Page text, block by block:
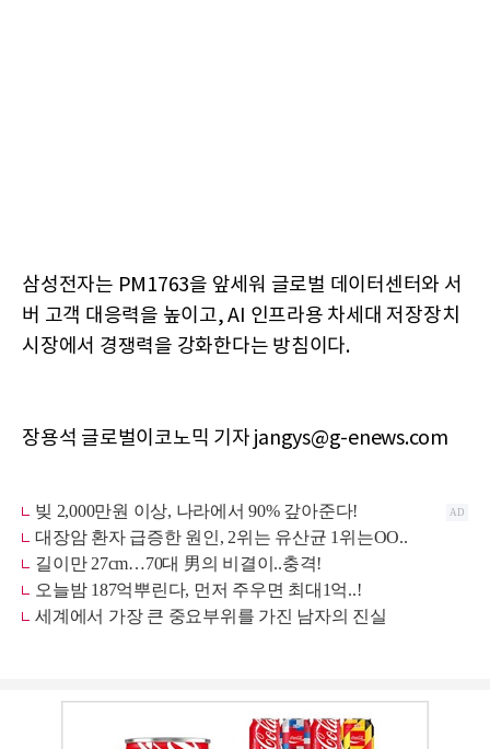
삼성전자는 PM1763을 앞세워 글로벌 데이터센터와 서
버 고객 대응력을 높이고, AI 인프라용 차세대 저장장치
시장에서 경쟁력을 강화한다는 방침이다.
장용석 글로벌이코노믹 기자 jangys@g-enews.com